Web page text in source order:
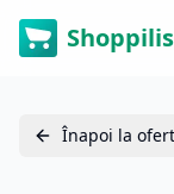
Înapoi la